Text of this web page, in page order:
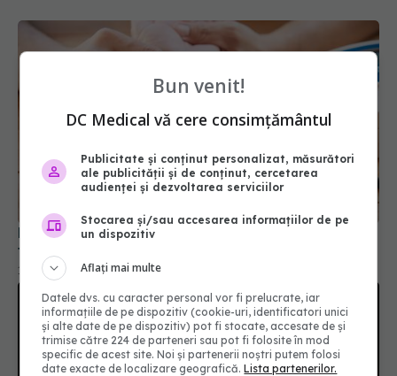
Rutina simplă înainte de somn care scade
tensiunea
12 feb 2026, 16:03
Bun venit!
DC Medical vă cere consimțământul
Publicitate și conținut personalizat, măsurători
ale publicității și de conținut, cercetarea
audienței și dezvoltarea serviciilor
Stocarea și/sau accesarea informațiilor de pe
un dispozitiv
Aflați mai multe
Datele dvs. cu caracter personal vor fi prelucrate, iar
informațiile de pe dispozitiv (cookie-uri, identificatori unici
și alte date de pe dispozitiv) pot fi stocate, accesate de și
trimise către 224 de parteneri sau pot fi folosite în mod
specific de acest site. Noi și partenerii noștri putem folosi
date exacte de localizare geografică.Lista partenerilor.